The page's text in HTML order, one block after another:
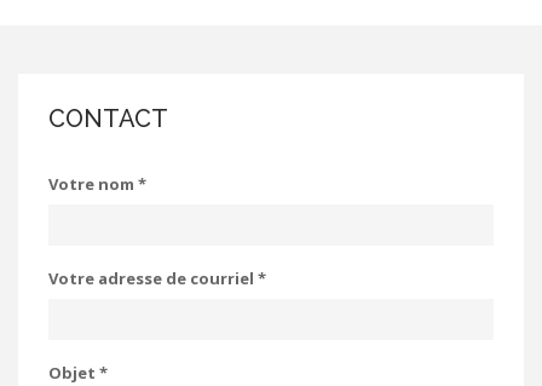
CONTACT
Votre nom *
Votre adresse de courriel *
Objet *